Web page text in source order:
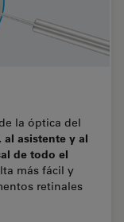
la óptica del
al asistente y al
de todo el
más fácil y
retinales